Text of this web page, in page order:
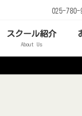
025-780-
スクール紹介
About Us